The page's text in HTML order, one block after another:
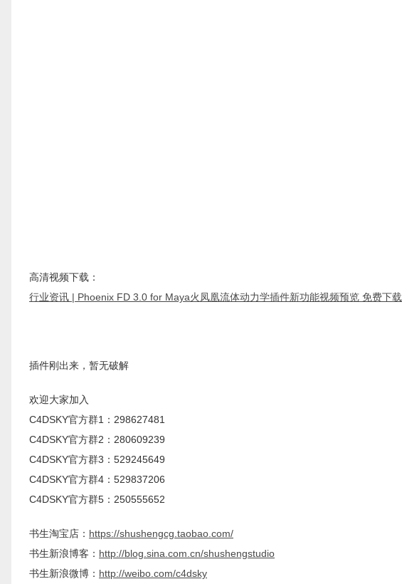
高清视频下载：
行业资讯 | Phoenix FD 3.0 for Maya火凤凰流体动力学插件新功能视频预览 免费下载
插件刚出来，暂无破解
欢迎大家加入
C4DSKY官方群1：298627481
C4DSKY官方群2：280609239
C4DSKY官方群3：529245649
C4DSKY官方群4：529837206
C4DSKY官方群5：250555652
书生淘宝店： https://shushengcg.taobao.com/
书生新浪博客： http://blog.sina.com.cn/shushengstudio
书生新浪微博： http://weibo.com/c4dsky